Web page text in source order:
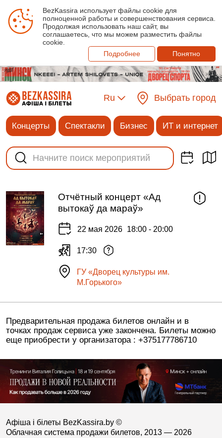
BezKassira использует файлы cookie для
полноценной работы и совершенствования сервиса.
Продолжая использовать наш сайт, вы
соглашаетесь, что мы можем разместить файлы
cookie.
Подробнее
Понятно
Ru Выбрать город
Концерты Спектакли Бизнес ИТ и интернет
Отчётный концерт «Ад
вытокаў да мараў»
22 мая 2026 18:00 - 20:00
17:30
ГУ «Дворец культуры им.
М.Горького»
Предварительная продажа билетов онлайн и в
точках продаж сервиса уже закончена. Билеты можно
еще приобрести у организатора : +375177786710
Афіша і білеты BezKassira.by ©
Облачная система продажи билетов, 2013 — 2026